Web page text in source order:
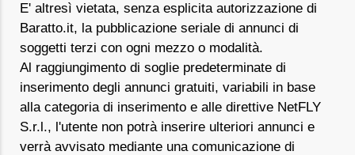
E' altresì vietata, senza esplicita autorizzazione di
Baratto.it, la pubblicazione seriale di annunci di
soggetti terzi con ogni mezzo o modalità.
Al raggiungimento di soglie predeterminate di
inserimento degli annunci gratuiti, variabili in base
alla categoria di inserimento e alle direttive NetFLY
S.r.l., l'utente non potrà inserire ulteriori annunci e
verrà avvisato mediante una comunicazione di